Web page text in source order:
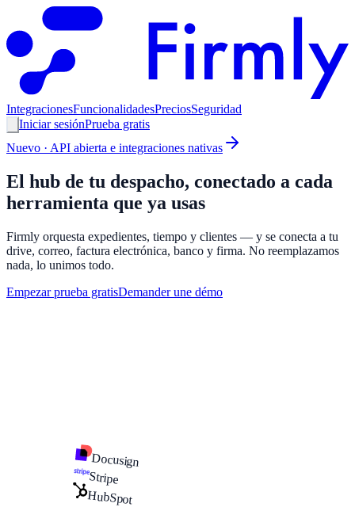
IntegracionesFuncionalidadesPreciosSeguridad
Iniciar sesiónPrueba gratis
Nuevo · API abierta e integraciones nativas
El hub de tu despacho, conectado a cada
herramienta que ya usas
Firmly orquesta expedientes, tiempo y clientes — y se conecta a tu
drive, correo, factura electrónica, banco y firma. No reemplazamos
nada, lo unimos todo.
Empezar prueba gratisDemander une démo
Docusign
Stripe
HubSpot